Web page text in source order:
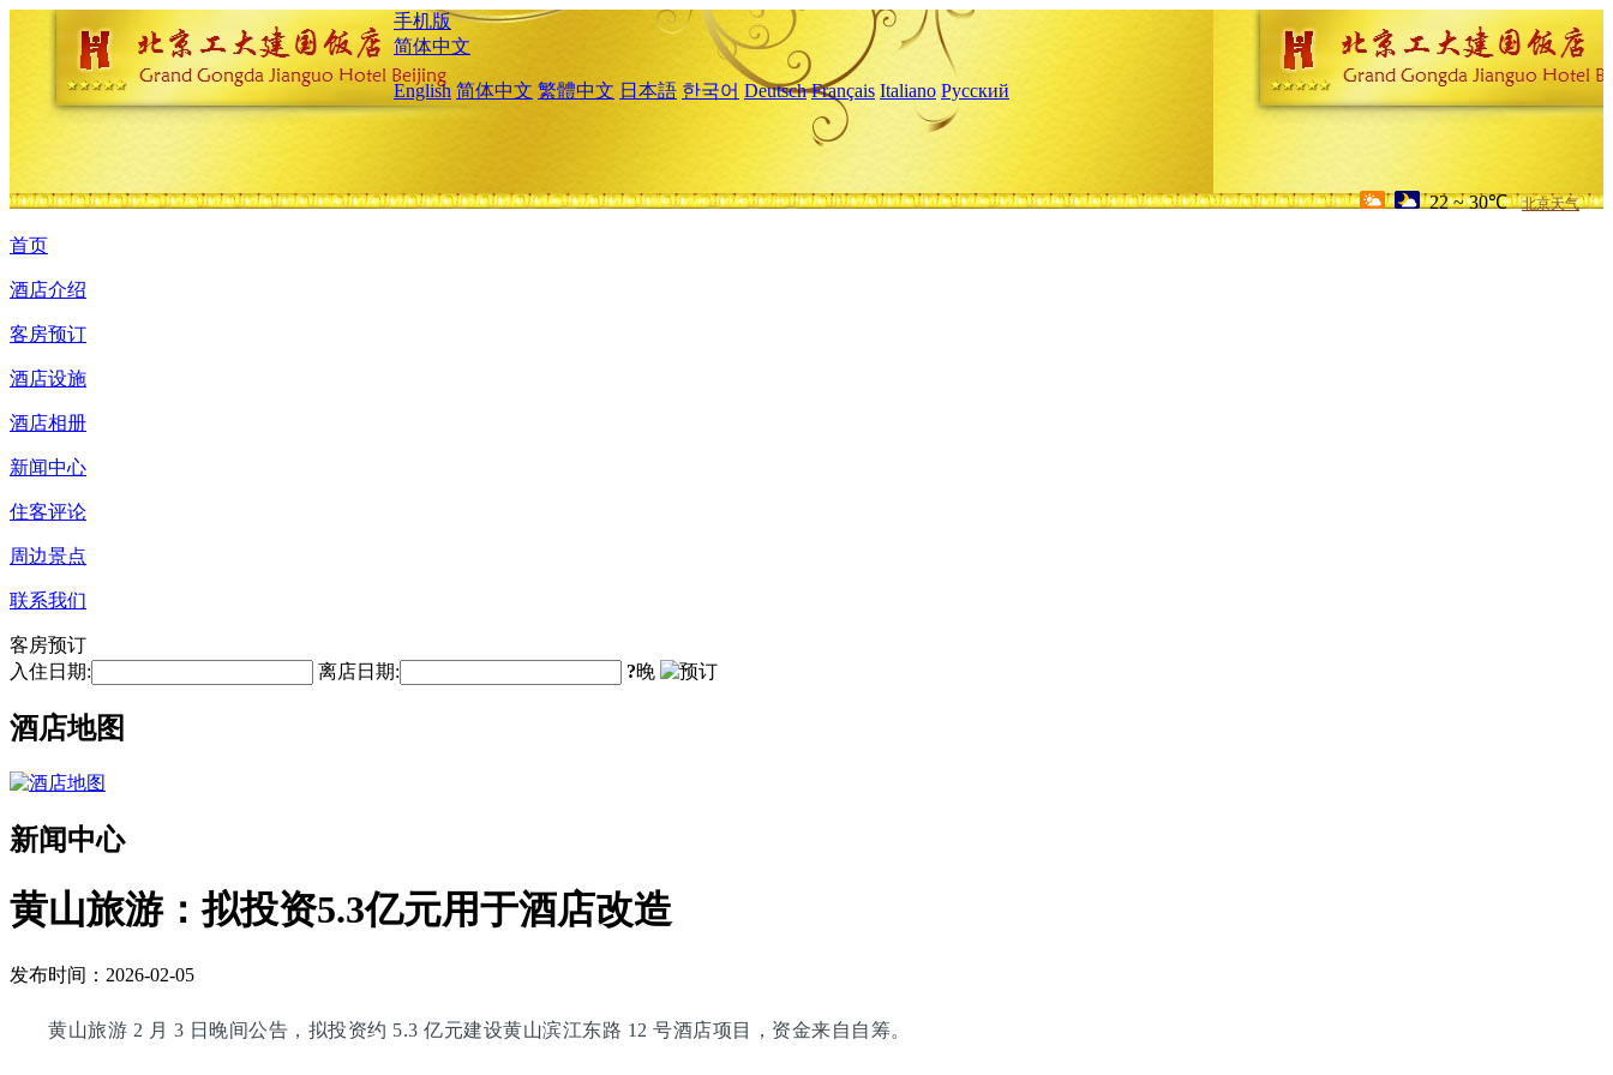
手机版
简体中文
English 简体中文 繁體中文 日本語 한국어 Deutsch Français Italiano Русский
22 ~ 30℃ 北京天气
首页
酒店介绍
客房预订
酒店设施
酒店相册
新闻中心
住客评论
周边景点
联系我们
客房预订
入住日期:
离店日期: ?晚
酒店地图
新闻中心
黄山旅游：拟投资5.3亿元用于酒店改造
发布时间：2026-02-05
黄山旅游 2 月 3 日晚间公告，拟投资约 5.3 亿元建设黄山滨江东路 12 号酒店项目，资金来自自筹。